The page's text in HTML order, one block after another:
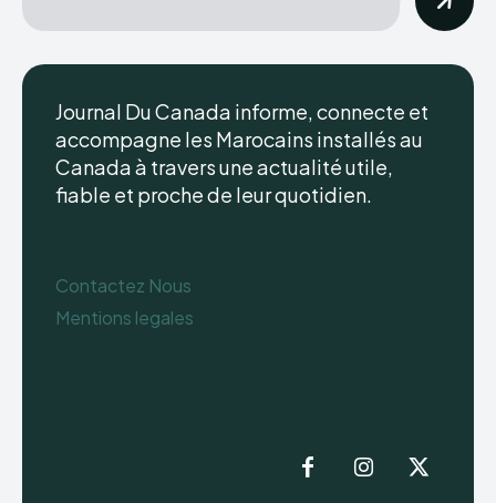
Journal Du Canada informe, connecte et
accompagne les Marocains installés au
Canada à travers une actualité utile,
fiable et proche de leur quotidien.
Contactez Nous
Mentions legales